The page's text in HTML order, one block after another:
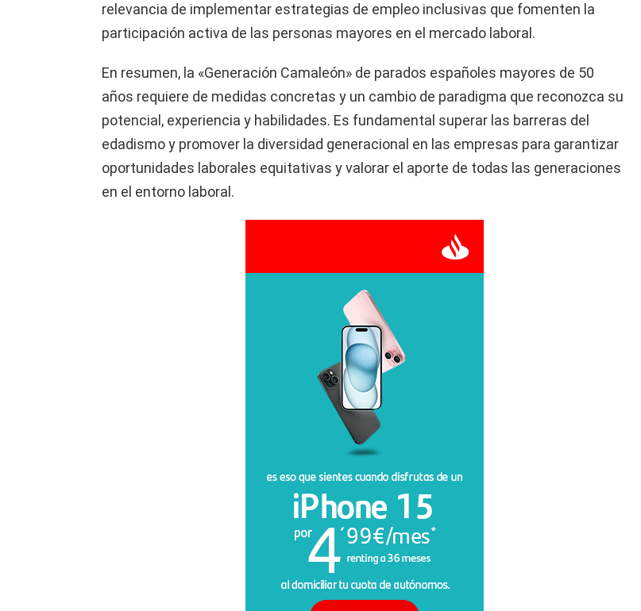
relevancia de implementar estrategias de empleo inclusivas que fomenten la
participación activa de las personas mayores en el mercado laboral.
En resumen, la «Generación Camaleón» de parados españoles mayores de 50
años requiere de medidas concretas y un cambio de paradigma que reconozca su
potencial, experiencia y habilidades. Es fundamental superar las barreras del
edadismo y promover la diversidad generacional en las empresas para garantizar
oportunidades laborales equitativas y valorar el aporte de todas las generaciones
en el entorno laboral.